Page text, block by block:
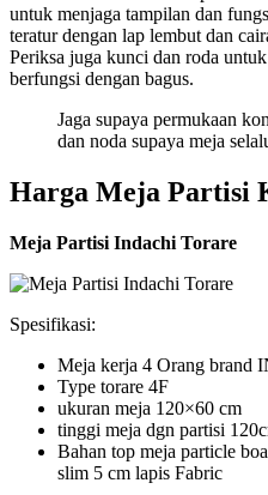
untuk menjaga tampilan dan
teratur dengan lap lembut dan
Periksa juga kunci dan roda
berfungsi dengan bagus.
Jaga supaya permukaan
dan noda supaya meja
Harga Meja Partisi
Meja Partisi Indachi Torare
Spesifikasi:
Meja kerja 4 Orang brand
Type torare 4F
ukuran meja 120×60 cm
tinggi meja dgn partisi
Bahan top meja particle
slim 5 cm lapis Fabric